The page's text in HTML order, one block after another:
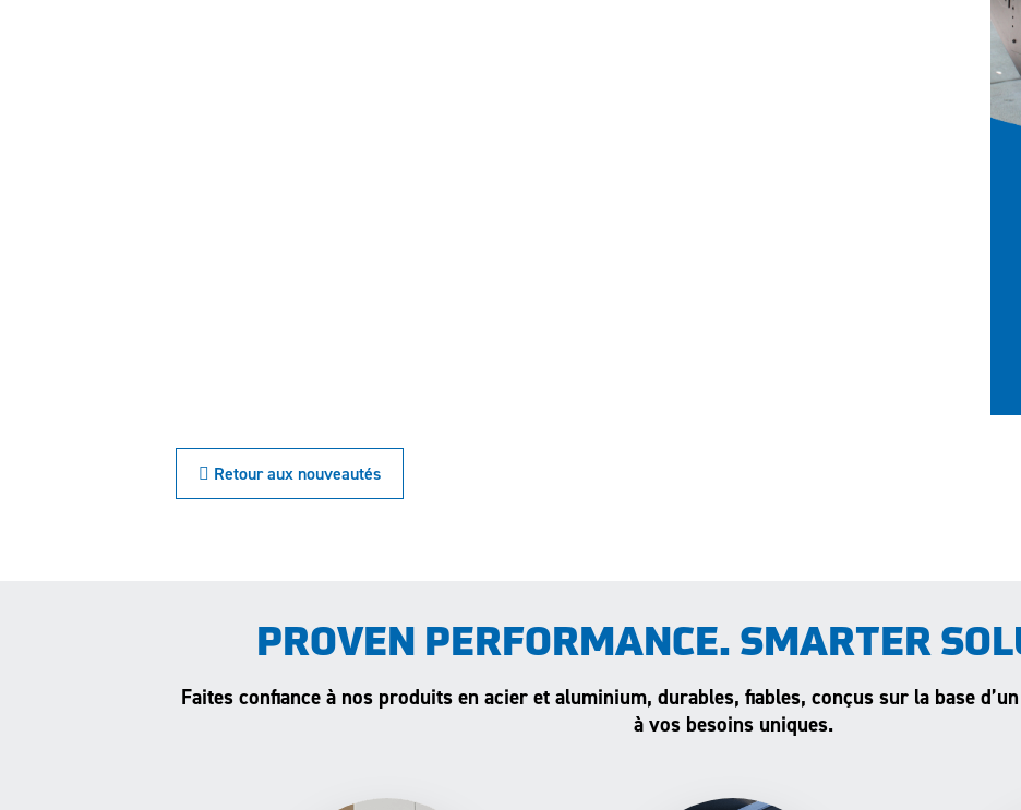
 Retour aux nouveautés
PROVEN PERFORMANCE. SMARTER
Faites confiance à nos produits en acier et aluminium, durables, fiables, conçus sur la base
à vos besoins uniques.